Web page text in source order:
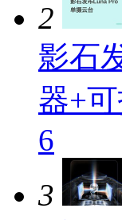
2
影石
器+
6
3